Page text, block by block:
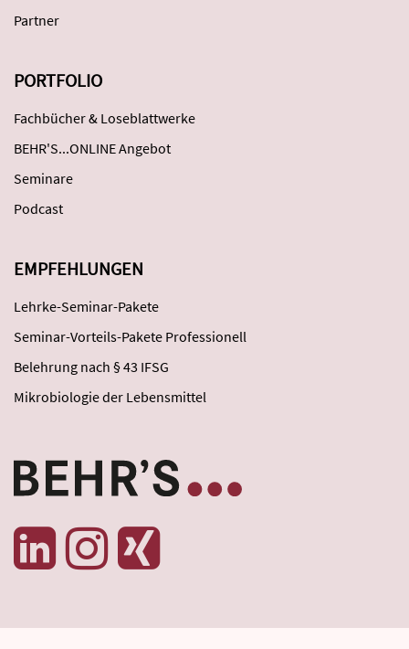
Partner
PORTFOLIO
Fachbücher & Loseblattwerke
BEHR'S...ONLINE Angebot
Seminare
Podcast
EMPFEHLUNGEN
Lehrke-Seminar-Pakete
Seminar-Vorteils-Pakete Professionell
Belehrung nach § 43 IFSG
Mikrobiologie der Lebensmittel